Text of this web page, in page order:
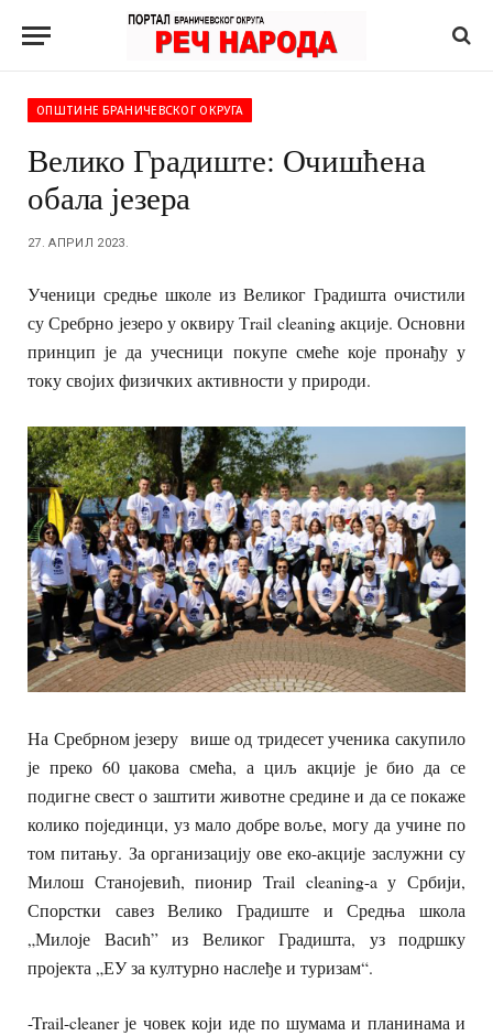
ОПШТИНЕ БРАНИЧЕВСКОГ ОКРУГА
Велико Градиште: Очишћена
обала језера
27. АПРИЛ 2023.
Ученици средње школе из Великог Градишта очистили
су Сребрно језеро у оквиру Тrail cleaning акције. Основни
принцип је да учесници покупе смеће које пронађу у
току својих физичких активности у природи.
На Сребрном језеру више од тридесет ученика сакупило
је преко 60 џакова смећа, а циљ акције је био да се
подигне свест о заштити животне средине и да се покаже
колико појединци, уз мало добре воље, могу да учине по
том питању. За организацију ове еко-акције заслужни су
Милош Станојевић, пионир Trail cleaning-a у Србији,
Спорстки савез Велико Градиште и Средња школа
„Милоје Васић” из Великог Градишта, уз подршку
пројекта „ЕУ за културно наслеђе и туризам“.
-Trail-cleaner је човек који иде по шумама и планинама и